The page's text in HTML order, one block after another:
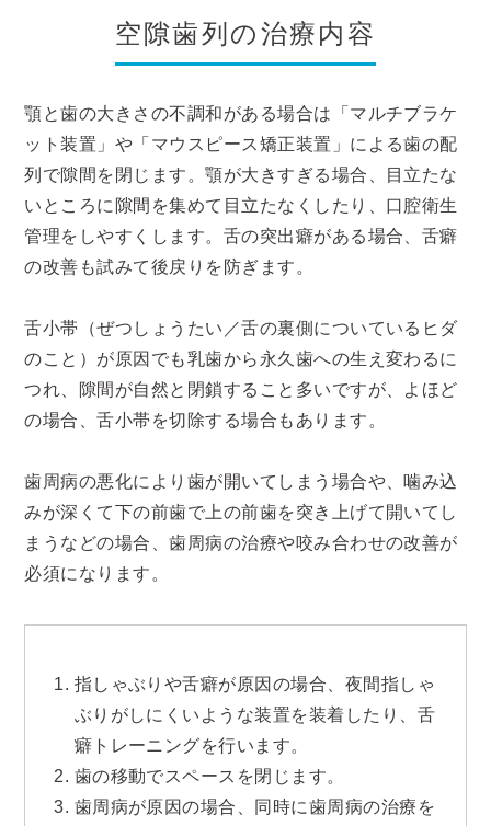
空隙歯列の治療内容
顎と歯の大きさの不調和がある場合は「マルチブラケ
ット装置」や「マウスピース矯正装置」による歯の配
列で隙間を閉じます。顎が大きすぎる場合、目立たな
いところに隙間を集めて目立たなくしたり、口腔衛生
管理をしやすくします。舌の突出癖がある場合、舌癖
の改善も試みて後戻りを防ぎます。
舌小帯（ぜつしょうたい／舌の裏側についているヒダ
のこと）が原因でも乳歯から永久歯への生え変わるに
つれ、隙間が自然と閉鎖すること多いですが、よほど
の場合、舌小帯を切除する場合もあります。
歯周病の悪化により歯が開いてしまう場合や、噛み込
みが深くて下の前歯で上の前歯を突き上げて開いてし
まうなどの場合、歯周病の治療や咬み合わせの改善が
必須になります。
指しゃぶりや舌癖が原因の場合、夜間指しゃ
ぶりがしにくいような装置を装着したり、舌
癖トレーニングを行います。
歯の移動でスペースを閉じます。
歯周病が原因の場合、同時に歯周病の治療を